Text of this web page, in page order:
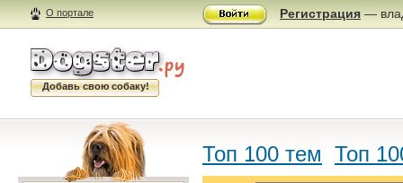
О портале Регистрация —
Добавь свою собаку!
Топ 100 тем Топ